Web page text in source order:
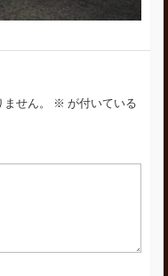
せん。 ※ が付いている